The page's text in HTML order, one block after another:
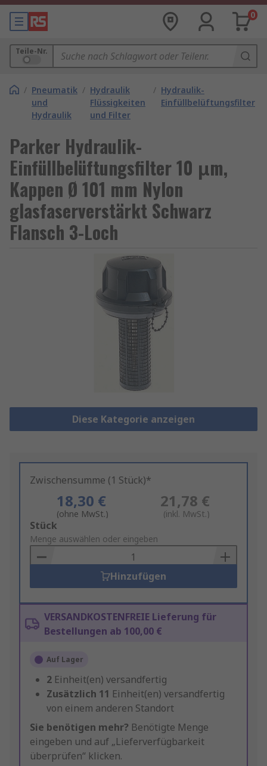
0
Teile-Nr.
/ Pneumatik
und
Hydraulik
/ Hydraulik
Flüssigkeiten
und Filter
/ Hydraulik-
Einfüllbelüftungsfilter
Parker Hydraulik-
Einfüllbelüftungsfilter 10 μm,
Kappen Ø 101 mm Nylon
glasfaserverstärkt Schwarz
Flansch 3-Loch
Diese Kategorie anzeigen
Zwischensumme (1 Stück)*
18,30 €
(ohne MwSt.)
21,78 €
(inkl. MwSt.)
Add
to
Basket
Stück
Menge auswählen oder eingeben
Hinzufügen
VERSANDKOSTENFREIE Lieferung für
Bestellungen ab 100,00 €
Auf Lager
2 Einheit(en) versandfertig
Zusätzlich 11 Einheit(en) versandfertig
von einem anderen Standort
Sie benötigen mehr? Benötigte Menge
eingeben und auf „Lieferverfügbarkeit
überprüfen“ klicken.